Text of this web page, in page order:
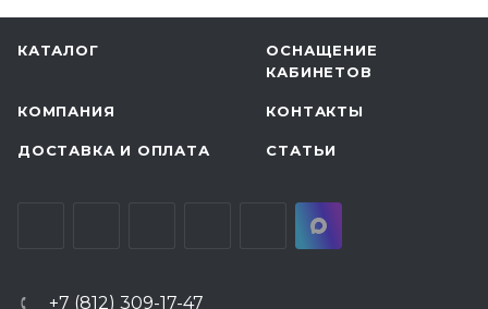
КАТАЛОГ
ОСНАЩЕНИЕ
КАБИНЕТОВ
КОМПАНИЯ КОНТАКТЫ
ДОСТАВКА И ОПЛАТА СТАТЬИ
+7 (812) 309-17-47